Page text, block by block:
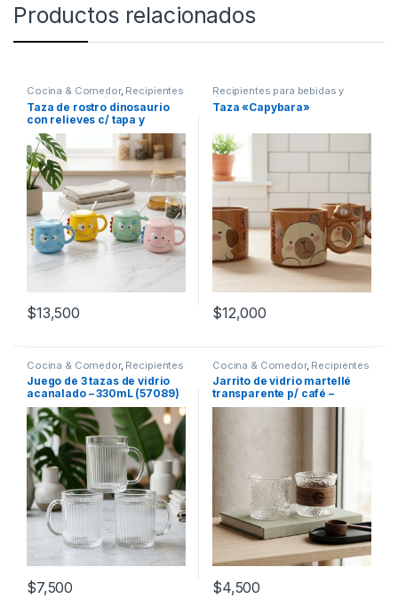
Productos relacionados
Cocina & Comedor, Recipientes
para bebidas y líquidos Tazas
Taza de rostro dinosaurio
con relieves c/ tapa y
cucharita [101469]
$13,500
Recipientes para bebidas y
líquidos, Tazas
Taza «Capybara»
$12,000
Cocina & Comedor, Recipientes
para bebidas y líquidos Tazas
Juego de 3 tazas de vidrio
acanalado – 330mL (57089)
$7,500
Cocina & Comedor, Recipientes
para bebidas y líquidos , Tazas
Jarrito de vidrio martellé
transparente p/ café –
120mL (C6273)
$4,500